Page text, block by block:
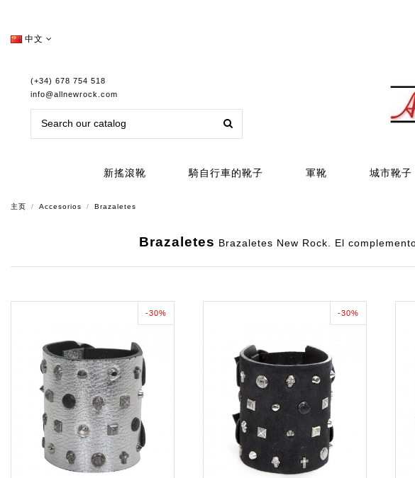
中文
(+34) 678 754 518
info@allnewrock.com
新搖滾靴 騎自行車的靴子 軍靴 城市靴子
主页 Accesorios Brazaletes
Brazaletes Brazaletes New Rock. El
-30% -30%